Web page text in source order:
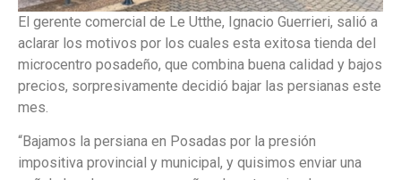
El gerente comercial de Le Utthe, Ignacio Guerrieri, salió a
aclarar los motivos por los cuales esta exitosa tienda del
microcentro posadeño, que combina buena calidad y bajos
precios, sorpresivamente decidió bajar las persianas este
mes.
“Bajamos la persiana en Posadas por la presión
impositiva provincial y municipal, y quisimos enviar una